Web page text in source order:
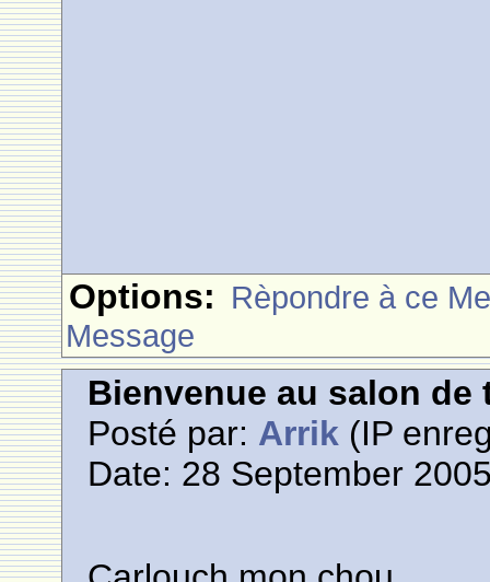
Options: Rèpondre à ce
Message
Bienvenue au salon de
Posté par: Arrik (IP
Date: 28 September